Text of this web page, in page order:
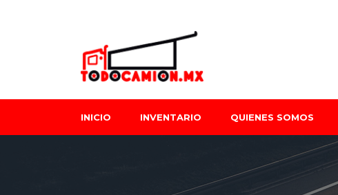
INICIO INVENTARIO QUIENES SOMOS